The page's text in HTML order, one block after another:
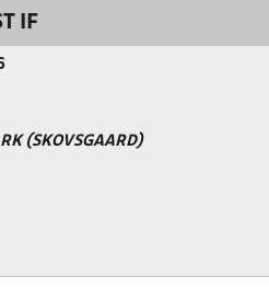
IF
(SKOVSGAARD)